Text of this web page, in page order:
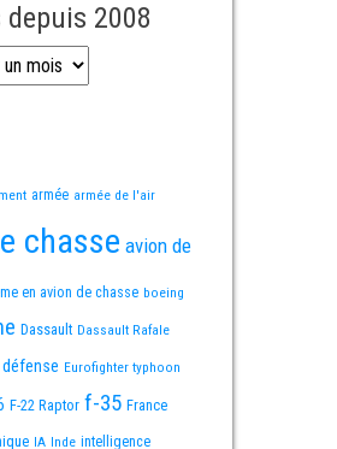
depuis 2008
2008
armée armée de l'air
chasse avion de
en avion de chasse boeing
Dassault Dassault Rafale
défense Eurofighter typhoon
F-22 Raptor f-35 France
IA Inde intelligence